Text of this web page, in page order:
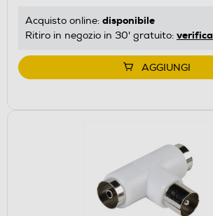
Acquisto online: disponibile
Ritiro in negozio in 30' gratuito: verifica
AGGIUNGI